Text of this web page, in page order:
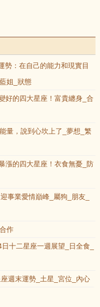
勢：在自己的能力和現實目
姐_狀態
好的四大星座！富貴纏身_合
量，說到心坎上了_夢想_繁
漲的四大星座！衣食無憂_防
事業愛情巔峰_屬狗_朋友_
作
十二星座一週展望_日全食_
週末運勢_土星_宮位_內心